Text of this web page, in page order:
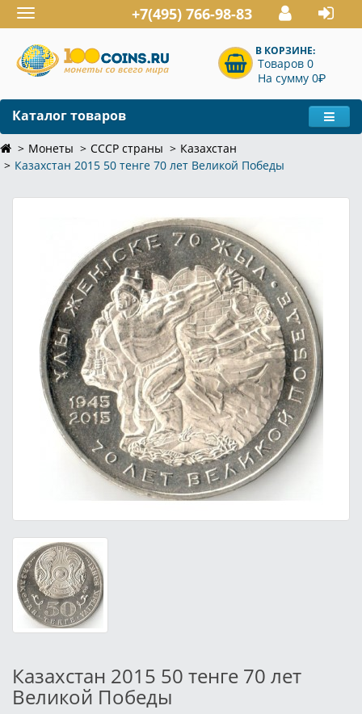
Toggle
navigation
+7(495) 766-98-83
В КОРЗИНЕ:
Товаров 0
На сумму 0P
Каталог товаров
Монеты СССР страны
Казахстан
Казахстан 2015 50 тенге 70 лет Великой Победы
Казахстан 2015 50 тенге 70 лет
Великой Победы